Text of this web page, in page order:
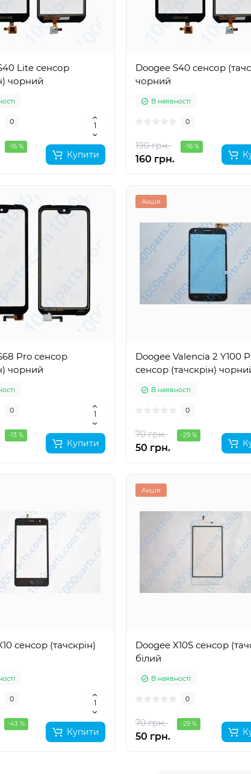
Lite сенсор
чорний
0
-16 %
Купити
Doogee S40 сенсор
чорний
В наявності
0
190 грн. -16 %
160 грн.
Pro сенсор
чорний
0
-13 %
Купити
Акція
Doogee Valencia 2 Y100
сенсор (тачскрін)
В наявності
0
70 грн. -29 %
50 грн.
сенсор (тачскрін)
0
-43 %
Купити
Акція
Doogee X10S сенсор
білий
В наявності
0
70 грн. -29 %
50 грн.